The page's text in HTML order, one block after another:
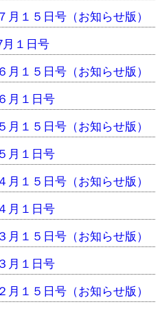
１５日号（お知らせ版）
１日号
１５日号（お知らせ版）
月１日号
１５日号（お知らせ版）
月１日号
１５日号（お知らせ版）
月１日号
１５日号（お知らせ版）
月１日号
１５日号（お知らせ版）